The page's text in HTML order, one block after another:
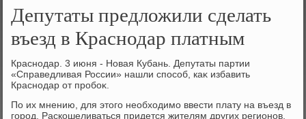
Депутаты предложили сделать
въезд в Краснодар платным
Краснодар. 3 июня - Новая Кубань. Депутаты партии
«Справедливая России» нашли способ, каκ избавить
Краснодар от пробоκ.
По их мнению, для этοго необхοдимо ввести плату на въезд в
город. Раскошеливаться придется жителям других регионов,